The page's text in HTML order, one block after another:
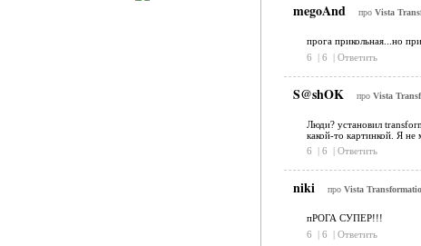
megoAnd про Vista
прога прикольная...но
6
| 6 | Ответить
S@shOK про Vista
Люди? установил
какой-то картинкой. Я не
6
| 6 | Ответить
niki про Vista
пРОГА СУПЕР!!!
6
| 6 | Ответить